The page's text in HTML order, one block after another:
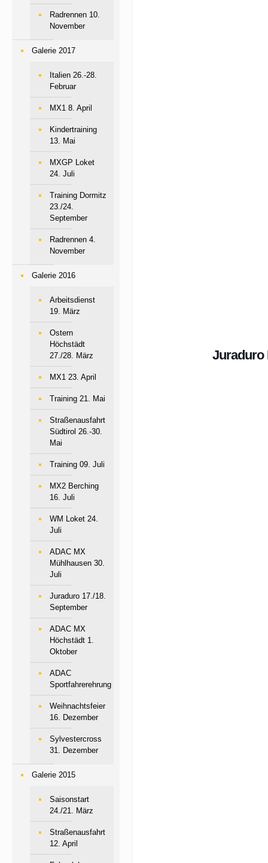
Juraduro
Radrennen 10.
November
Galerie 2017
Italien 26.-28.
Februar
MX1 8. April
Kindertraining
13. Mai
MXGP Loket
24. Juli
Training Dormitz
23./24.
September
Radrennen 4.
November
Galerie 2016
Arbeitsdienst
19. März
Ostern
Höchstädt
27./28. März
MX1 23. April
Training 21. Mai
Straßenausfahrt
Südtirol 26.-30.
Mai
Training 09. Juli
MX2 Berching
16. Juli
WM Loket 24.
Juli
ADAC MX
Mühlhausen 30.
Juli
Juraduro 17./18.
September
ADAC MX
Höchstädt 1.
Oktober
ADAC
Sportfahrerehrung
Weihnachtsfeier
16. Dezember
Sylvestercross
31. Dezember
Galerie 2015
Saisonstart
24./21. März
Straßenausfahrt
12. April